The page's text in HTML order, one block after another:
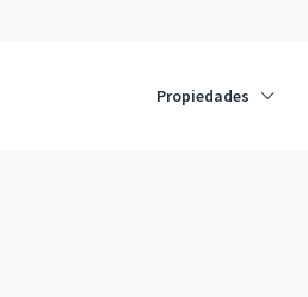
Propiedades